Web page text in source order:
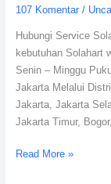
107 Komentar /
Hubungi Service
kebutuhan Solahart
Senin – Minggu
Jakarta Melalui
Jakarta, Jakarta
Jakarta Timur,
Solahart
Read More »